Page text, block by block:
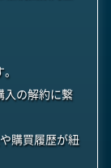
入の解約に繋
購買履歴が紐